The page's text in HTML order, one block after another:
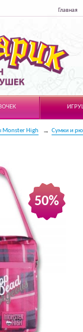
Главная
Monster High Сумки и
50%